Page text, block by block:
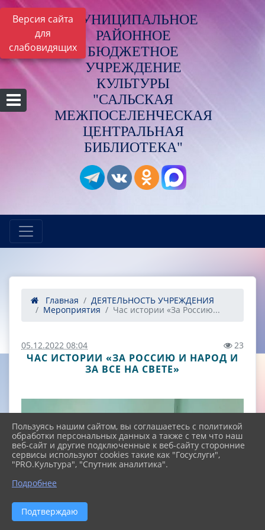
Версия сайта
для
слабовидящих
МУНИЦИПАЛЬНОЕ
РАЙОННОЕ
БЮДЖЕТНОЕ
УЧРЕЖДЕНИЕ
КУЛЬТУРЫ
"САЛЬСКАЯ
МЕЖПОСЕЛЕНЧЕСКАЯ
ЦЕНТРАЛЬНАЯ
БИБЛИОТЕКА"
Главная
ДЕЯТЕЛЬНОСТЬ УЧРЕЖДЕНИЯ
Мероприятия
Час истории «За Россию...
05.12.2022 08:04 23
ЧАС ИСТОРИИ «ЗА РОССИЮ И НАРОД И
ЗА ВСЕ НА СВЕТЕ»
Пользуясь нашим сайтом, вы соглашаетесь с политикой
обработки персональных данных а также с тем что наш
веб-сайт и другие подключенные к веб-сайту сторонние
сервисы используют cookies такие как "Госуслуги",
"PRO.Культура", "Спутник аналитика".
Подробнее
Подтверждаю